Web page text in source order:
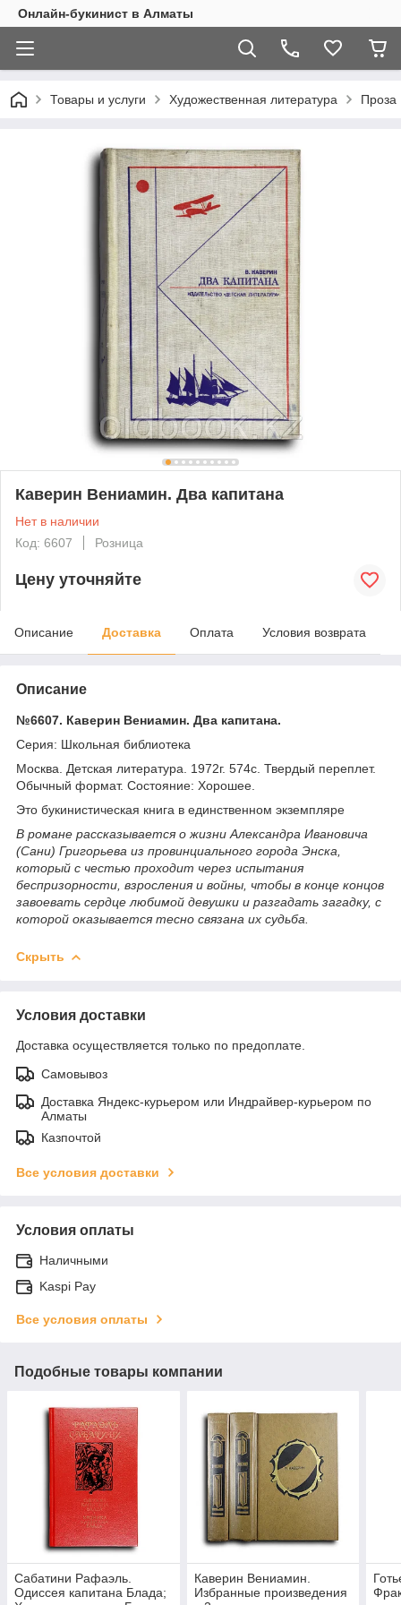
Онлайн-букинист в Алматы
Товары и услуги Художественная литература Проза
Каверин Вениамин. Два капитана
Нет в наличии
Код: 6607
Розница
Цену уточняйте
Описание Доставка Оплата Условия возврата
Описание
№6607. Каверин Вениамин. Два капитана.
Серия: Школьная библиотека
Москва. Детская литература. 1972г. 574с. Твердый переплет.
Обычный формат. Состояние: Хорошее.
Это букинистическая книга в единственном экземпляре
В романе рассказывается о жизни Александра Ивановича
(Сани) Григорьева из провинциального города Энска,
который с честью проходит через испытания
беспризорности, взросления и войны, чтобы в конце концов
завоевать сердце любимой девушки и разгадать загадку, с
которой оказывается тесно связана их судьба.
Скрыть
Условия доставки
Доставка осуществляется только по предоплате.
Самовывоз
Доставка Яндекс-курьером или Индрайвер-курьером по
Алматы
Казпочтой
Все условия доставки
Условия оплаты
Наличными
Kaspi Pay
Все условия оплаты
Подобные товары компании
Сабатини Рафаэль.
Одиссея капитана Блада;
Каверин Вениамин.
Избранные произведения